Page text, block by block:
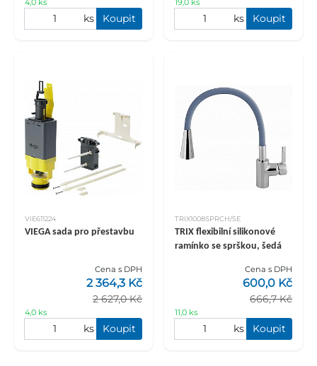
ks Koupit ks Koupit
VIE611224
VIEGA sada pro přestavbu
Cena s DPH
2 627,0 Kč
2 364,3 Kč
4,0 ks
ks Koupit
TRIX1008SPRCH/SE
TRIX flexibilní silikonové
ramínko se sprškou, šedá
Cena s DPH
666,7 Kč
600,0 Kč
11,0 ks
ks Koupit